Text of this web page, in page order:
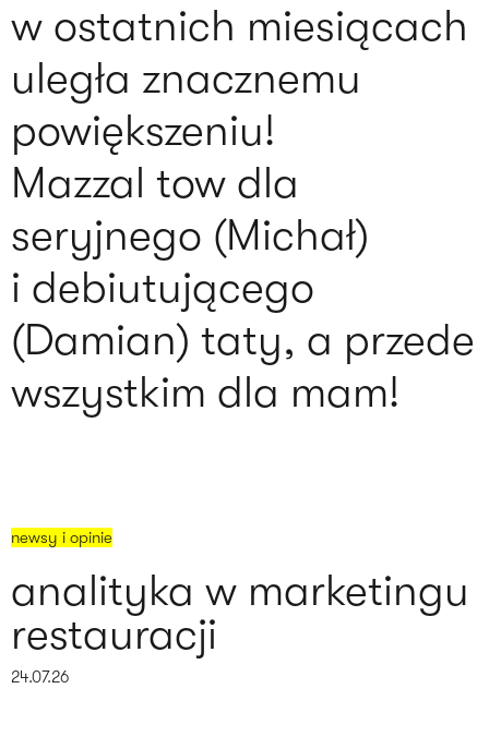
w ostatnich miesiącach
uległa znacznemu
powiększeniu!
Mazzal tow dla
seryjnego (Michał)
i debiutującego
(Damian) taty, a przede
wszystkim dla mam!
newsy i opinie
analityka w marketingu
restauracji
24.07.26